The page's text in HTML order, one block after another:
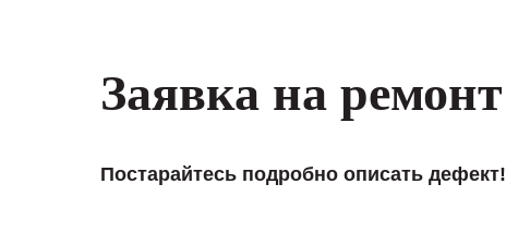
Заявка на ремонт
Постарайтесь подробно описать дефект!